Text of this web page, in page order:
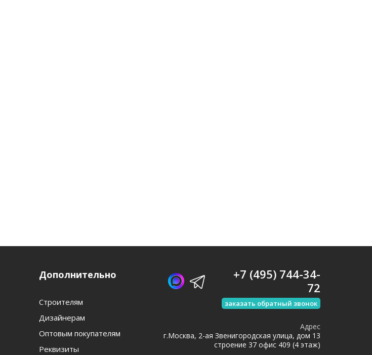
Дополнительно
Строителям
Дизайнерам
Оптовым покупателям
Реквизиты
+7 (495) 744-34-
72
заказать обратный звонок
Адрес
г.Москва, 2-ая Звенигородская улица, дом 13
строение 37 офис 409 (4 этаж)